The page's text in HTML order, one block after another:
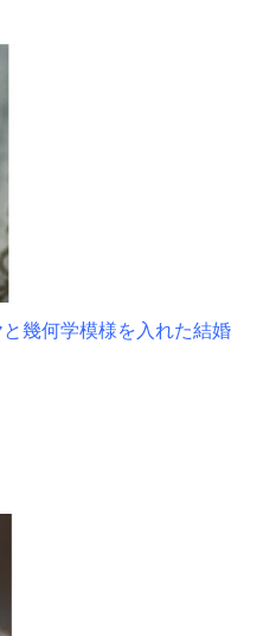
幾何学模様を入れた結婚